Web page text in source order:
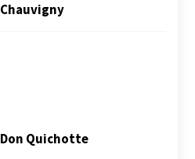
Chauvigny
Don Quichotte